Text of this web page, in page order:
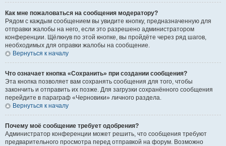
Как мне пожаловаться на сообщения модератору?
Рядом с каждым сообщением вы увидите кнопку, предназначенную для
отправки жалобы на него, если это разрешено администратором
конференции. Щёлкнув по этой кнопке, вы пройдёте через ряд шагов,
необходимых для оправки жалобы на сообщение.
Вернуться к началу
Что означает кнопка «Сохранить» при создании сообщения?
Эта кнопка позволяет вам сохранять сообщения для того, чтобы
закончить и отправить их позже. Для загрузки сохранённого сообщения
перейдите в параграф «Черновики» личного раздела.
Вернуться к началу
Почему моё сообщение требует одобрения?
Администратор конференции может решить, что сообщения требуют
предварительного просмотра перед отправкой на форум. Возможно